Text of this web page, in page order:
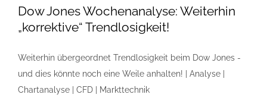
Dow Jones Wochenanalyse: Weiterhin
„korrektive“ Trendlosigkeit!
Weiterhin übergeordnet Trendlosigkeit beim Dow Jones -
und dies könnte noch eine Weile anhalten! | Analyse |
Chartanalyse | CFD | Markttechnik